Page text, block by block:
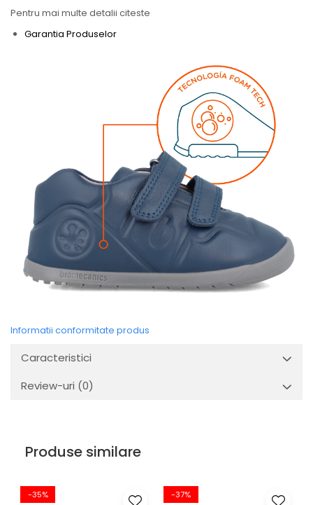
Pentru mai multe detalii citeste
Garantia Produselor
Informatii conformitate produs
Caracteristici
Review-uri (0)
Produse similare
-35% -37%